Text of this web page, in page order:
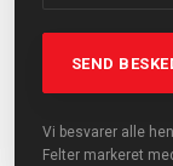
Vi besvarer alle
Felter markeret